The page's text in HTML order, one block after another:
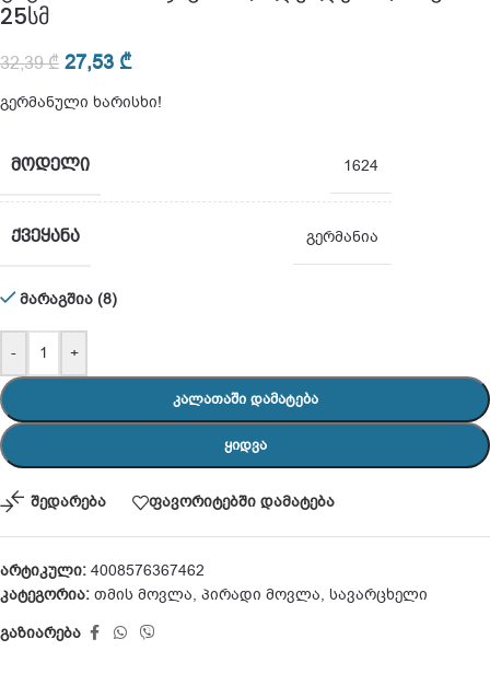
25სმ
32,39₾ 27,53 ₾
გერმანული ხარისხი!
ᲛᲝᲓᲔᲚᲘ 1624
ᲥᲕᲔᲧᲐᲜᲐ გერმანია
მარაგშია (8)
- +
ᲙᲐᲚᲐᲗᲐᲨᲘ ᲓᲐᲛᲐᲢᲔᲑᲐ
ᲧᲘᲓᲕᲐ
შედარება ფავორიტებში დამატება
არტიკული: 4008576367462
კატეგორია: თმის მოვლა, პირადი მოვლა, სავარცხელი
გაზიარება